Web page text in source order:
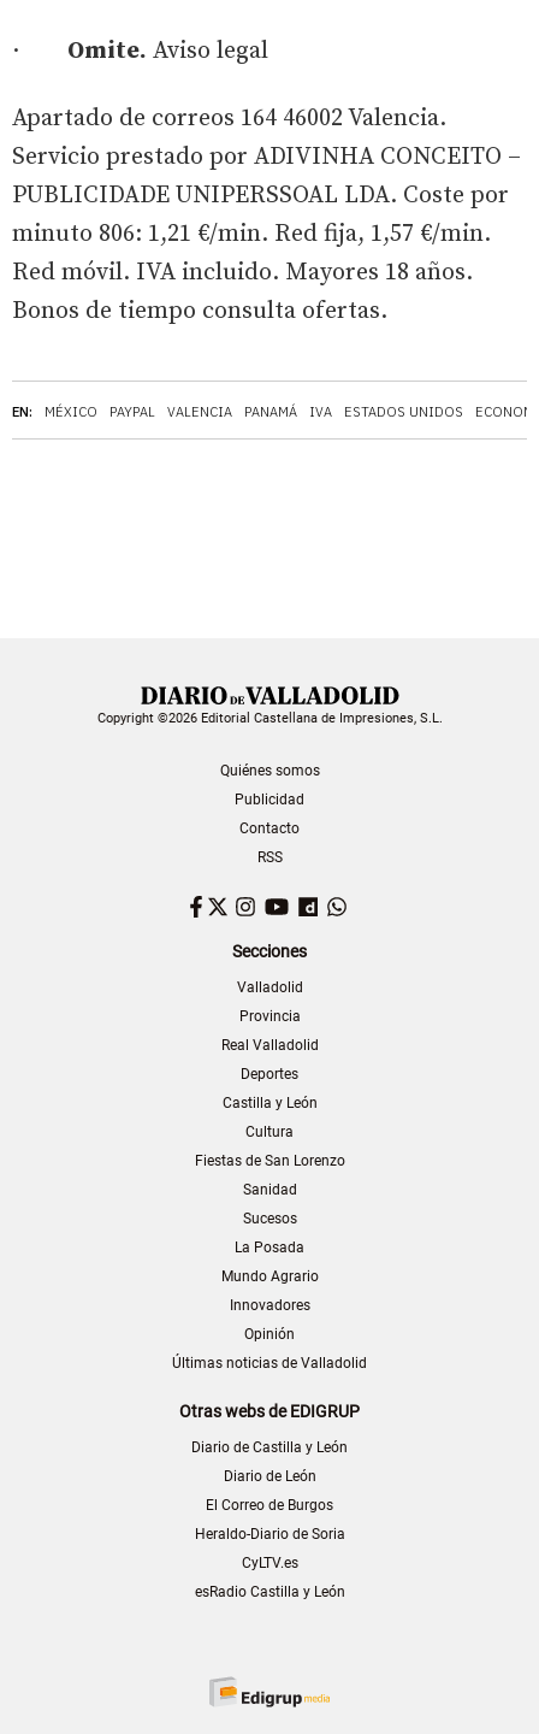
EN: MÉXICO PAYPAL VALENCIA PANAMÁ IVA ESTADOS UNIDOS
· Omite. Aviso legal
Apartado de correos 164 46002 Valencia.
Servicio prestado por ADIVINHA CONCEITO –
PUBLICIDADE UNIPERSSOAL LDA. Coste por
minuto 806: 1,21 €/min. Red fija, 1,57 €/min.
Red móvil. IVA incluido. Mayores 18 años.
Bonos de tiempo consulta ofertas.
Copyright ©2026 Editorial Castellana de Impresiones, S.L.
Quiénes somos
Publicidad
Contacto
RSS
Facebook
TwitterInstagram
YouTubeDailymotion
Secciones
Valladolid
Provincia
Real Valladolid
Deportes
Castilla y León
Cultura
Fiestas de San Lorenzo
Sanidad
Sucesos
La Posada
Mundo Agrario
Innovadores
Opinión
Últimas noticias de Valladolid
Otras webs de EDIGRUP
Diario de Castilla y León
Diario de León
El Correo de Burgos
Heraldo-Diario de Soria
CyLTV.es
esRadio Castilla y León